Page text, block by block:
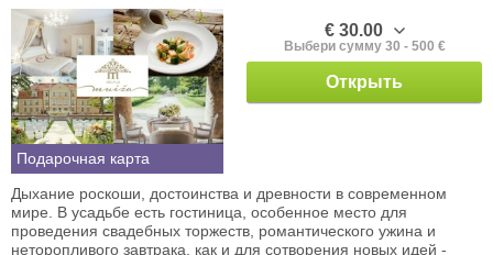
Подарочная карта
€ 30.00
Выбери сумму 30 - 500 €
Открыть
Дыхание роскоши, достоинства и древности в современном
мире. В усадьбе есть гостиница, особенное место для
проведения свадебных торжеств, романтического ужина и
неторопливого завтрака, как и для сотворения новых идей -